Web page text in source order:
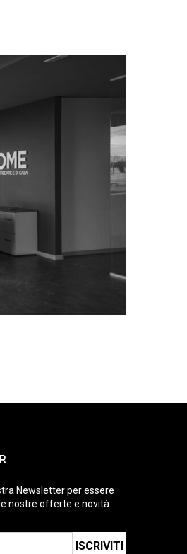
Newsletter per essere
nostre offerte e novità.
ISCRIVITI